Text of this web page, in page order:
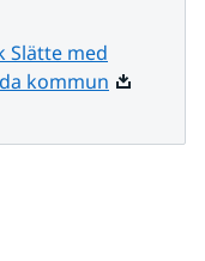
Slätte med
kommun Pdf, 95.4